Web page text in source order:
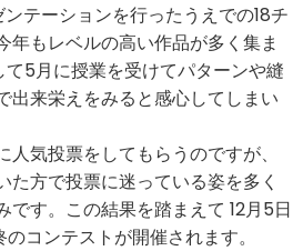
テーションを行ったうえでの18チ
年もレベルの高い作品が多く集ま
5月に授業を受けてパターンや縫
出来栄えをみると感心してしまい
気投票をしてもらうのですが、
た方で投票に迷っている姿を多く
です。この結果を踏まえて 12月5日
コンテストが開催されます。